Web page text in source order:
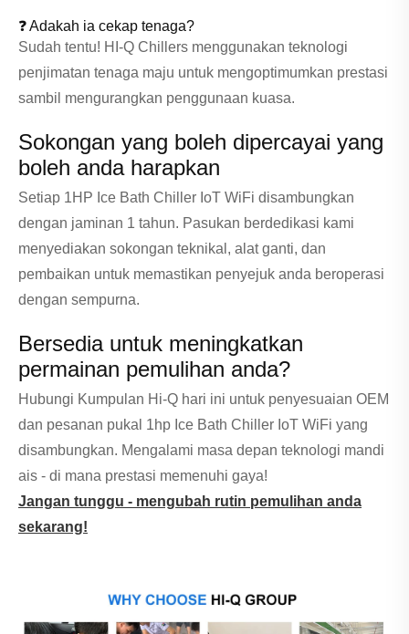
❓ Adakah ia cekap tenaga?
Sudah tentu! HI-Q Chillers menggunakan teknologi
penjimatan tenaga maju untuk mengoptimumkan prestasi
sambil mengurangkan penggunaan kuasa.
Sokongan yang boleh dipercayai yang
boleh anda harapkan
Setiap 1HP Ice Bath Chiller IoT WiFi disambungkan
dengan jaminan 1 tahun. Pasukan berdedikasi kami
menyediakan sokongan teknikal, alat ganti, dan
pembaikan untuk memastikan penyejuk anda beroperasi
dengan sempurna.
Bersedia untuk meningkatkan
permainan pemulihan anda?
Hubungi Kumpulan Hi-Q hari ini untuk penyesuaian OEM
dan pesanan pukal 1hp Ice Bath Chiller IoT WiFi yang
disambungkan. Mengalami masa depan teknologi mandi
ais - di mana prestasi memenuhi gaya!
Jangan tunggu - mengubah rutin pemulihan anda
sekarang!